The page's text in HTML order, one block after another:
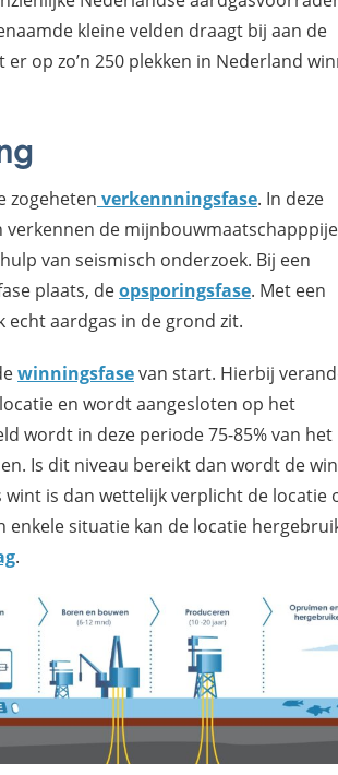
kleine velden draagt bij aan de
er op zo’n 250 plekken in Nederland
zogeheten verkennningsfase. In deze
verkennen de
van seismisch onderzoek. Bij een
plaats, deopsporingsfase. Met een
aardgas in de grond zit.
winningsfasevan start. Hierbij
en wordt aangesloten op het
wordt in deze periode 75-85% van het
Is dit niveau bereikt dan wordt de
is dan wettelijk verplicht de locatie
enkele situatie kan de locatie
.